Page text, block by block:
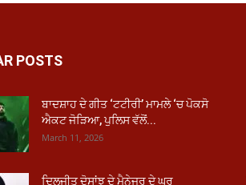
POSTS
ਬਾਦਸ਼ਾਹ ਦੇ ਗੀਤ ‘ਟਟੀਰੀ’ ਮਾਮਲੇ ‘ਚ ਪੋਕਸੋ
ਐਕਟ ਜੋੜਿਆ, ਪੁਲਿਸ ਵੱਲੋਂ...
March 11, 2026
ਦਿਲਜੀਤ ਦੋਸਾਂਝ ਦੇ ਮੈਨੇਜਰ ਦੇ ਘਰ